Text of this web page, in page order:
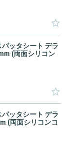
ッタシート デラ
(両面シリコン
ッタシート デラ
(両面シリコンコ